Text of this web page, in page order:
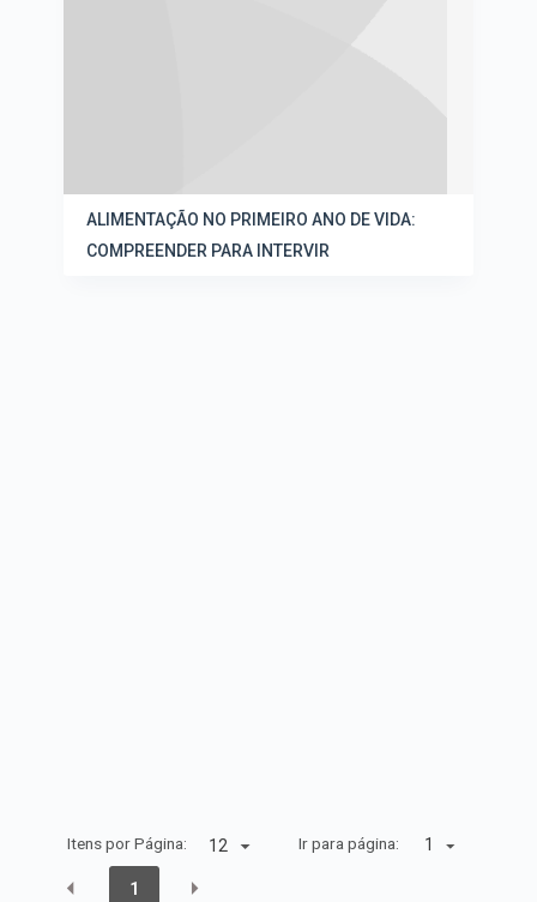
ALIMENTAÇÃO NO PRIMEIRO ANO DE VIDA:
COMPREENDER PARA INTERVIR
Itens por Página: Ir para página: 1
1